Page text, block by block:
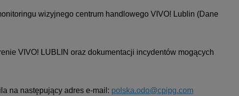
wizyjnego centrum handlowego VIVO! Lublin (Dane
VIVO! LUBLIN oraz dokumentacji incydentów mogących
na następujący adres e-mail: polska.odo@cpipg.com